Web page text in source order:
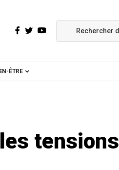
ÊTRE
tensions